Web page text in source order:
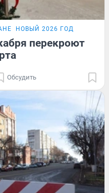
НОВЫЙ 2026 ГОД
перекроют
Обсудить